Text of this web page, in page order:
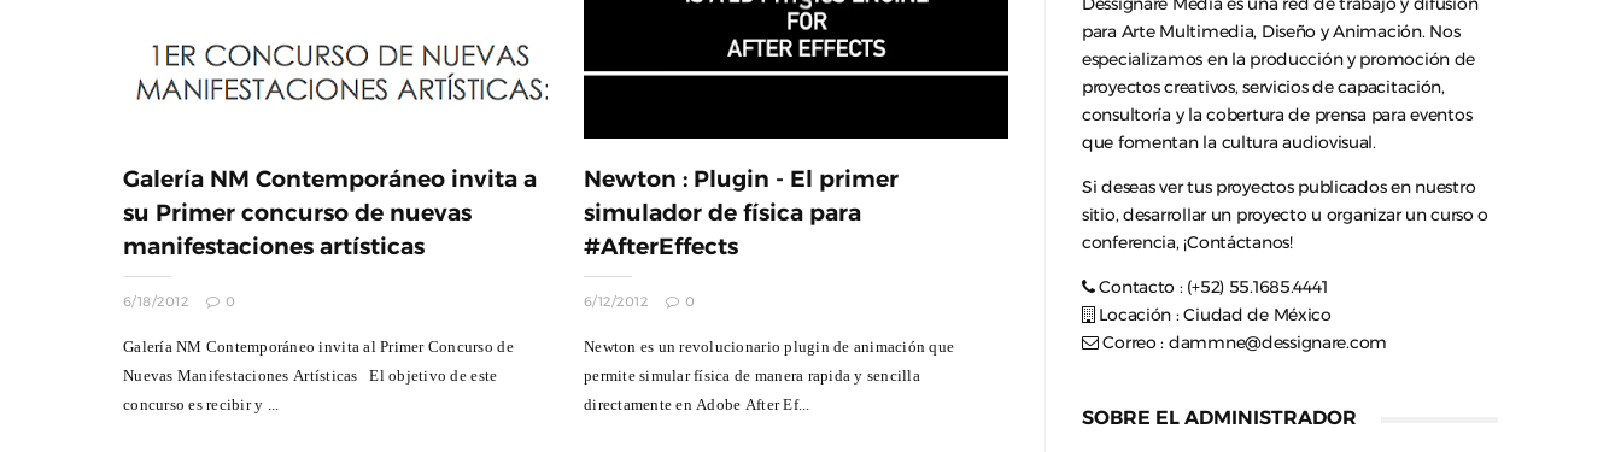
Galería NM Contemporáneo invita a
su Primer concurso de nuevas
manifestaciones artísticas
6/18/2012 0
Galería NM Contemporáneo invita al Primer Concurso de
Nuevas Manifestaciones Artísticas El objetivo de este
concurso es recibir y ...
Newton : Plugin - El primer
simulador de física para
#AfterEffects
6/12/2012 0
Newton es un revolucionario plugin de animación que
permite simular física de manera rapida y sencilla
directamente en Adobe After Ef...
Dessignare Media es una red de trabajo y difusión
para Arte Multimedia, Diseño y Animación. Nos
especializamos en la producción y promoción de
proyectos creativos, servicios de capacitación,
consultoría y la cobertura de prensa para eventos
que fomentan la cultura audiovisual.
Si deseas ver tus proyectos publicados en nuestro
sitio, desarrollar un proyecto u organizar un curso o
conferencia, ¡Contáctanos!
Contacto : (+52) 55.1685.4441
Locación : Ciudad de México
Correo : dammne@dessignare.com
SOBRE EL ADMINISTRADOR